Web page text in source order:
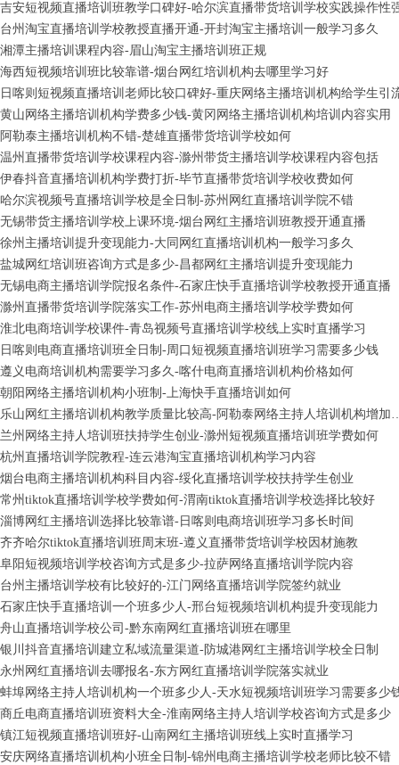
吉安短视频直播培训班教学口碑好-哈尔滨直播带货培训学校实践操作性
台州淘宝直播培训学校教授直播开通-开封淘宝主播培训一般学习多久
湘潭主播培训课程内容-眉山淘宝主播培训班正规
海西短视频培训班比较靠谱-烟台网红培训机构去哪里学习好
日喀则短视频直播培训老师比较口碑好-重庆网络主播培训机构给学生引
黄山网络主播培训机构学费多少钱-黄冈网络主播培训机构培训内容实用
阿勒泰主播培训机构不错-楚雄直播带货培训学校如何
温州直播带货培训学校课程内容-滁州带货主播培训学校课程内容包括
伊春抖音直播培训机构学费打折-毕节直播带货培训学校收费如何
哈尔滨视频号直播培训学校是全日制-苏州网红直播培训学院不错
无锡带货主播培训学校上课环境-烟台网红主播培训班教授开通直播
徐州主播培训提升变现能力-大同网红直播培训机构一般学习多久
盐城网红培训班咨询方式是多少-昌都网红主播培训提升变现能力
无锡电商主播培训学院报名条件-石家庄快手直播培训学校教授开通直播
滁州直播带货培训学院落实工作-苏州电商主播培训学校学费如何
淮北电商培训学校课件-青岛视频号直播培训学校线上实时直播学习
日喀则电商直播培训班全日制-周口短视频直播培训班学习需要多少钱
遵义电商培训机构需要学习多久-喀什电商直播培训机构价格如何
朝阳网络主播培训机构小班制-上海快手直播培训如何
乐山网红主播培训机构教学质量比
兰州网络主持人培训班扶持学生创业-滁州短视频直播培训班学费如何
杭州直播培训学院教程-连云港淘宝直播培训机构学习内容
烟台电商主播培训机构科目内容-绥化直播培训学校扶持学生创业
常州tiktok直播培训学校学费如何-渭南tiktok直播培训学校选择比较好
淄博网红主播培训选择比较靠谱-日喀则电商培训班学习多长时间
齐齐哈尔tiktok直播培训班周末班-遵义直播带货培训学校因材施教
阜阳短视频培训学校咨询方式是多少-拉萨网络直播培训学院内容
台州主播培训学校有比较好的-江门网络直播培训学院签约就业
石家庄快手直播培训一个班多少人-邢台短视频培训机构提升变现能力
舟山直播培训学校公司-黔东南网红直播培训班在哪里
银川抖音直播培训建立私域流量渠道-防城港网红主播培训学校全日制
永州网红直播培训去哪报名-东方网红直播培训学院落实就业
蚌埠网络主持人培训机构一个班多少人-天水短视频培训班学习需要多少
商丘电商直播培训班资料大全-淮南网络主持人培训学校咨询方式是多少
镇江短视频直播培训班好-山南网红主播培训班线上实时直播学习
安庆网络直播培训机构小班全日制-锦州电商主播培训学校老师比较不错